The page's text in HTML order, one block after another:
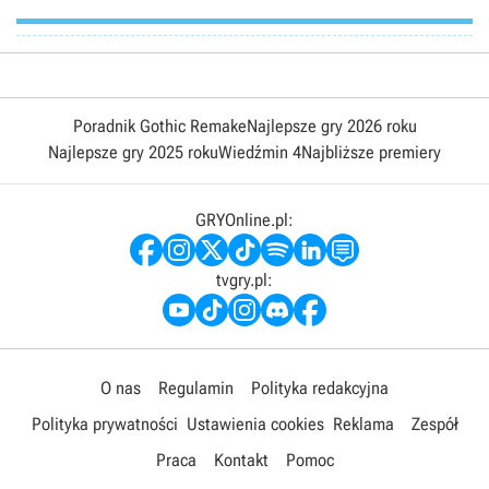
Poradnik Gothic RemakeNajlepsze gry 2026 roku
Najlepsze gry 2025 rokuWiedźmin 4Najbliższe premiery
GRYOnline.pl:
tvgry.pl:
O nas Regulamin
Polityka redakcyjna
Polityka prywatności Ustawienia cookies Reklama
Zespół
Praca
Kontakt Pomoc